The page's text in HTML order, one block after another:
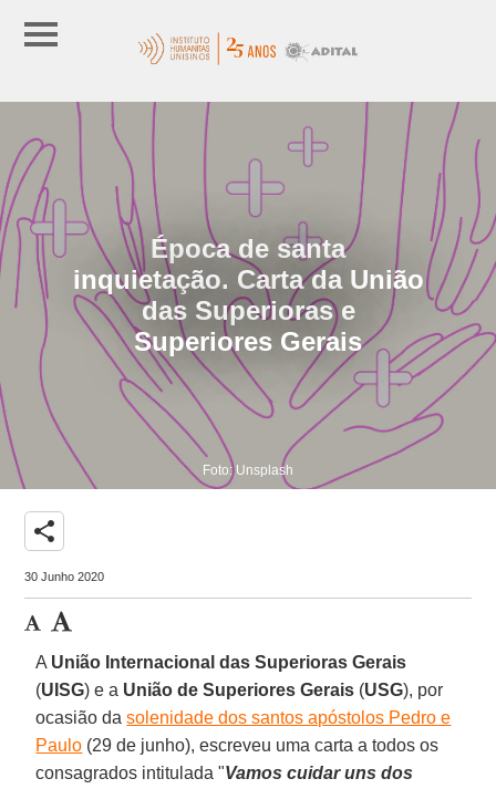
Época de santa
inquietação. Carta da União
das Superioras e
Superiores Gerais
Foto: Unsplash
share
30 Junho 2020
A União Internacional das Superioras Gerais
(UISG) e a União de Superiores Gerais (USG), por
ocasião dasolenidade dos santos apóstolos Pedro e
Paulo (29 de junho), escreveu uma carta a todos os
consagrados intitulada "Vamos cuidar uns dos